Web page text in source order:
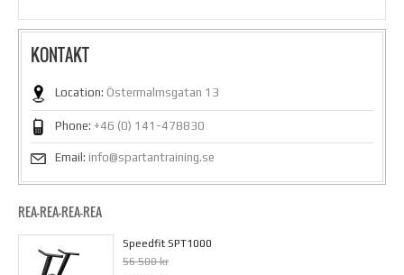
KONTAKT
Location: Östermalmsgatan 13
Phone: +46 (0) 141-478830
Email: info@spartantraining.se
REA-REA-REA-REA
Speedfit SPT1000
56 500 kr